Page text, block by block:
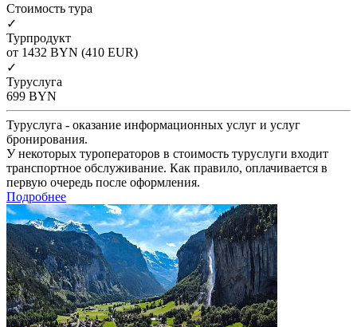
Cтоимость тура
✓
Турпродукт
от 1432 BYN (410 EUR)
✓
Туруслуга
699 BYN
Туруслуга - оказание информационных услуг и услуг
бронирования.
У некоторых туроператоров в стоимость туруслуги входит
транспортное обслуживание. Как правило, оплачивается в
первую очередь после оформления.
Подробнее